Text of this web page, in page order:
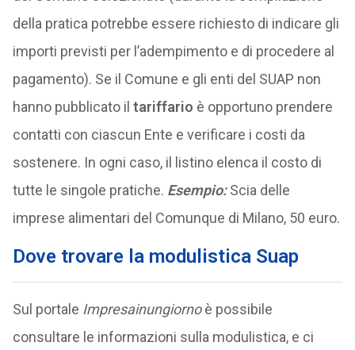
della pratica potrebbe essere richiesto di indicare gli
importi previsti per l’adempimento e di procedere al
pagamento). Se il Comune e gli enti del SUAP non
hanno pubblicato il tariffario è opportuno prendere
contatti con ciascun Ente e verificare i costi da
sostenere. In ogni caso, il listino elenca il costo di
tutte le singole pratiche. Esempio:Scia delle
imprese alimentari del Comunque di Milano, 50 euro.
Dove trovare la modulistica Suap
Sul portale Impresainungiornoè possibile
consultare le informazioni sulla modulistica, e ci